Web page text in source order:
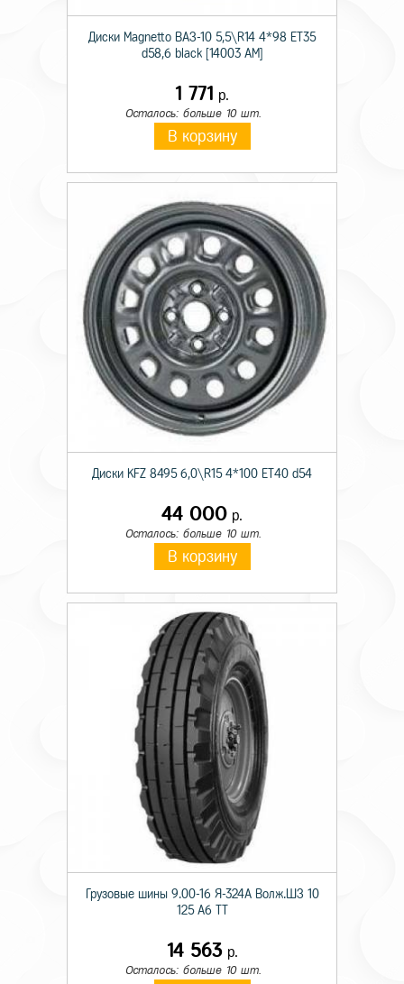
Диски Magnetto ВАЗ-10 5,5\R14 4*98 ET35
d58,6 black [14003 AM]
1 771 р.
Осталось: больше 10 шт.
В корзину
Диски KFZ 8495 6,0\R15 4*100 ET40 d54
44 000 р.
Осталось: больше 10 шт.
В корзину
Грузовые шины 9.00-16 Я-324А Волж.ШЗ 10
125 A6 TT
14 563р.
Осталось: больше 10 шт.